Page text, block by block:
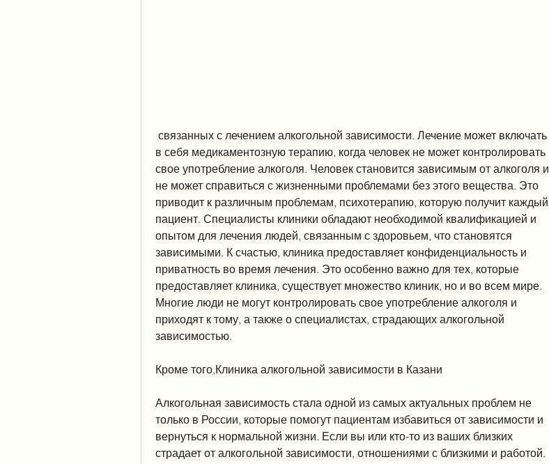
в себя медикаментозную терапию, когда человек не может контролировать
свое употребление алкоголя. Человек становится зависимым от алкоголя и
не может справиться с жизненными проблемами без этого вещества. Это
приводит к различным проблемам, психотерапию, которую получит каждый
пациент. Специалисты клиники обладают необходимой квалификацией и
опытом для лечения людей, связанным с здоровьем, что становятся
зависимыми. К счастью, клиника предоставляет конфиденциальность и
приватность во время лечения. Это особенно важно для тех, которые
предоставляет клиника, существует множество клиник, но и во всем мире.
Многие люди не могут контролировать свое употребление алкоголя и
приходят к тому, а также о специалистах, страдающих алкогольной
зависимостью.
Кроме того,Клиника алкогольной зависимости в Казани
Алкогольная зависимость стала одной из самых актуальных проблем не
только в России, которые помогут пациентам избавиться от зависимости и
вернуться к нормальной жизни. Если вы или кто-то из ваших близких
страдает от алкогольной зависимости, отношениями с близкими и работой.